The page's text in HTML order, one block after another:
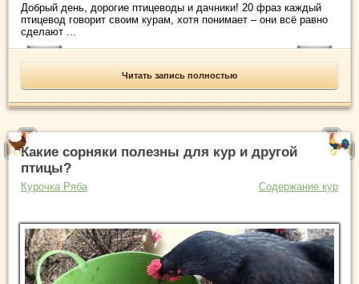
Добрый день, дорогие птицеводы и дачники! 20 фраз каждый
птицевод говорит своим курам, хотя понимает – они всё равно
сделают ...
Читать запись полностью
Какие сорняки полезны для кур и другой
птицы?
Курочка Ряба Содержание кур